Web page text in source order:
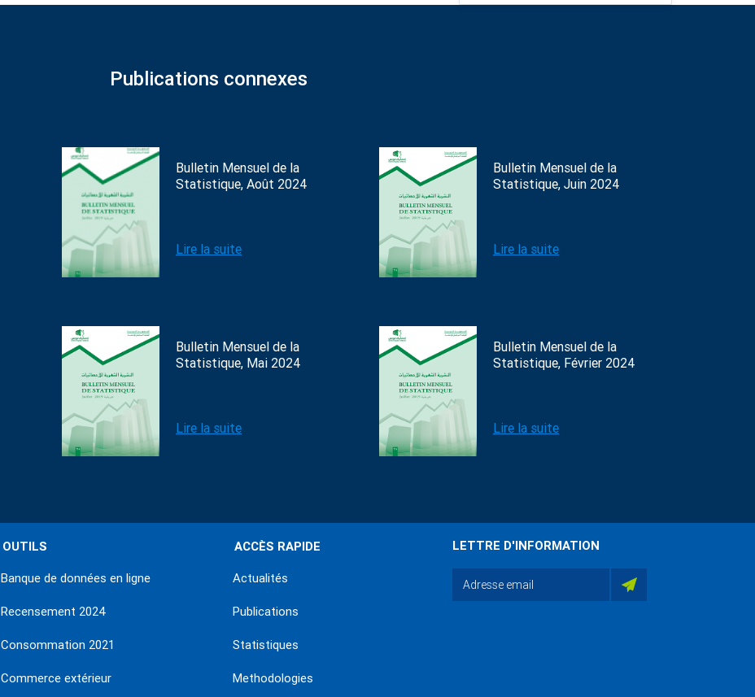
Publications connexes
Bulletin Mensuel de la
Statistique, Août 2024
Lire la suite
Bulletin Mensuel de la
Statistique, Juin 2024
Lire la suite
Bulletin Mensuel de la
Statistique, Mai 2024
Lire la suite
Bulletin Mensuel de la
Statistique, Février 2024
Lire la suite
OUTILS
Banque de données en ligne
Recensement 2024
Consommation 2021
Commerce extérieur
ACCÈS RAPIDE
Actualités
Publications
Statistiques
Methodologies
LETTRE D'INFORMATION